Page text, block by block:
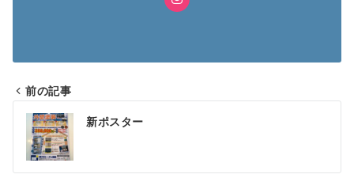
投
稿
ナ
前の記事
新ポスター